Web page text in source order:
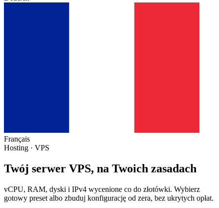
Français
Hosting · VPS
Twój serwer VPS, na Twoich zasadach
vCPU, RAM, dyski i IPv4 wycenione co do złotówki. Wybierz
gotowy preset albo zbuduj konfigurację od zera, bez ukrytych opłat.